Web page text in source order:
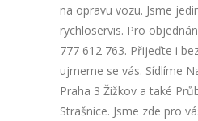
na opravu vozu. Jsme
rychloservis. Pro
777 612 763. Přijeďte i
ujmeme se vás. Sídlíme
Praha 3 Žižkov a také
Strašnice. Jsme zde pro